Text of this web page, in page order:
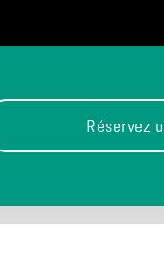
Réservez